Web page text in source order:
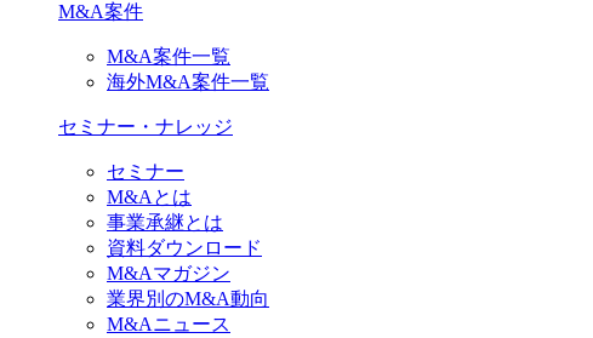
M&A案件
M&A案件一覧
海外M&A案件一覧
セミナー・ナレッジ
セミナー
M&Aとは
事業承継とは
資料ダウンロード
M&Aマガジン
業界別のM&A動向
M&Aニュース